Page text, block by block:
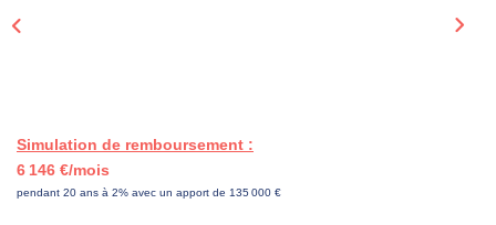
Simulation de remboursement :
6 146 €/mois
pendant 20 ans à 2% avec un apport de 135 000 €